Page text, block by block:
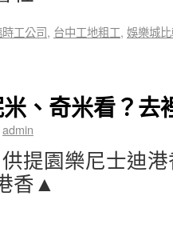
工公司, 台中工地粗工, 娛樂城
米、奇米看？去
admin
提園樂尼士迪
香▲